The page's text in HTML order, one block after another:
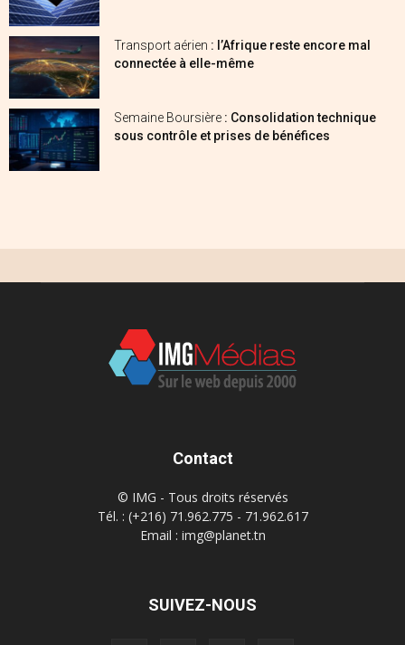
Transport aérien : l’Afrique reste encore mal
connectée à elle-même
Semaine Boursière : Consolidation technique
sous contrôle et prises de bénéfices
Contact
© IMG - Tous droits réservés
Tél. : (+216) 71.962.775 - 71.962.617
Email : img@planet.tn
SUIVEZ-NOUS